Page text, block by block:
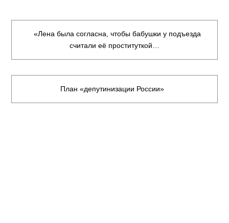
«Лена была согласна, чтобы бабушки у подъезда
считали её проституткой…
План «депутинизации России»